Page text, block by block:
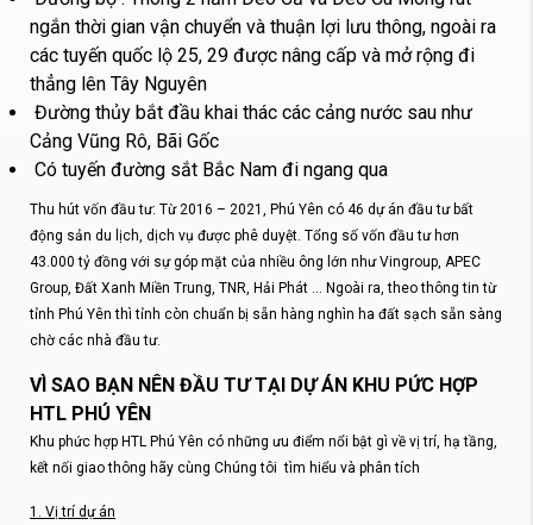
ngắn thời gian vận chuyển và thuận lợi lưu thông, ngoài ra
các tuyến quốc lộ 25, 29 được nâng cấp và mở rộng đi
thẳng lên Tây Nguyên
Đường thủy bắt đầu khai thác các cảng nước sau như
Cảng Vũng Rô, Bãi Gốc
Có tuyến đường sắt Bắc Nam đi ngang qua
Thu hút vốn đầu tư: Từ 2016 – 2021, Phú Yên có 46 dự án đầu tư bất
động sản du lịch, dịch vụ được phê duyệt. Tổng số vốn đầu tư hơn
43.000 tỷ đồng với sự góp mặt của nhiều ông lớn như Vingroup, APEC
Group, Đất Xanh Miền Trung, TNR, Hải Phát … Ngoài ra, theo thông tin từ
tỉnh Phú Yên thì tỉnh còn chuẩn bị sẵn hàng nghìn ha đất sạch sẵn sàng
chờ các nhà đầu tư.
VÌ SAO BẠN NÊN ĐẦU TƯ TẠI DỰ ÁN KHU PỨC HỢP
HTL PHÚ YÊN
Khu phức hợp HTL Phú Yên có những ưu điểm nổi bật gì về vị trí, hạ tầng,
kết nối giao thông hãy cùng Chúng tôi tìm hiểu và phân tích
1. Vị trí dự án